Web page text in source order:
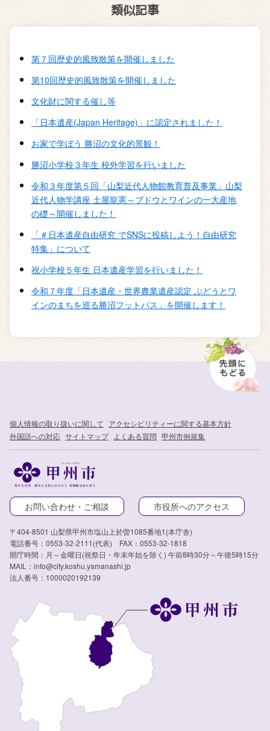
類似記事
第７回歴史的風致散策を開催しました
第10回歴史的風致散策を開催しました
文化財に関する催し等
「日本遺産(Japan Heritage)」に認定されました！
お家で学ぼう 勝沼の文化的景観！
勝沼小学校３年生 校外学習を行いました
令和３年度第５回「山梨近代人物館教育普及事業」山梨
近代人物学講座 土屋龍憲～ブドウとワインの一大産地
の礎～開催しました！
「＃日本遺産自由研究 でSNSに投稿しよう！自由研究
特集」について
祝小学校５年生 日本遺産学習を行いました！
令和７年度「日本遺産・世界農業遺産認定 ぶどうとワ
インのまちを巡る勝沼フットパス」を開催します！
個人情報の取り扱いに関して アクセシビリティーに関する基本方針
外国語への対応 サイトマップ よくある質問 甲州市例規集
お問い合わせ・ご相談 市役所へのアクセス
〒404-8501 山梨県甲州市塩山上於曽1085番地1(本庁舎)
電話番号：0553-32-2111(代表) FAX：0553-32-1818
開庁時間：月～金曜日(祝祭日・年末年始を除く) 午前8時30分～午後5時15分
MAIL：info@city.koshu.yamanashi.jp
法人番号：1000020192139